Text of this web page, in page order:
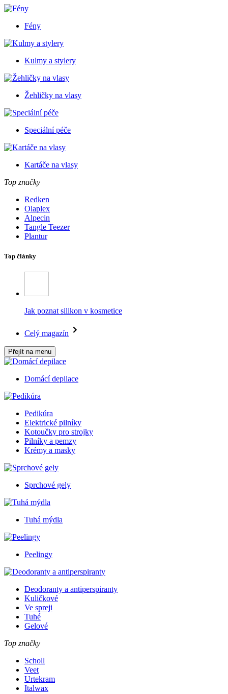
Fény
Kulmy a stylery
Žehličky na vlasy
Speciální péče
Kartáče na vlasy
Top značky
Redken
Olaplex
Alpecin
Tangle Teezer
Plantur
Top články
Jak poznat silikon v kosmetice
Celý magazín
Přejít na menu
Domácí depilace
Pedikúra
Elektrické pilníky
Kotoučky pro strojky
Pilníky a pemzy
Krémy a masky
Sprchové gely
Tuhá mýdla
Peelingy
Deodoranty a antiperspiranty
Kuličkové
Ve spreji
Tuhé
Gelové
Top značky
Scholl
Veet
Urtekram
Italwax